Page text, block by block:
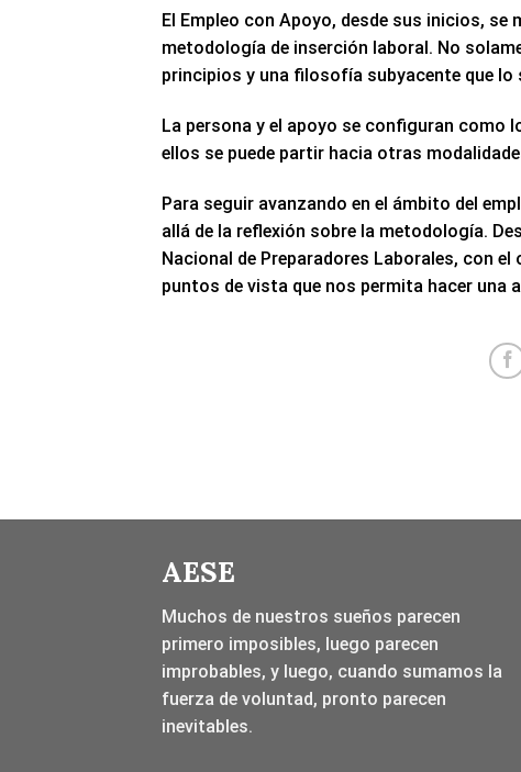
El Empleo con Apoyo, desde sus inicios,
metodología de inserción laboral. No
principios y una filosofía subyacente que lo
La persona y el apoyo se configuran como
ellos se puede partir hacia otras
Para seguir avanzando en el ámbito del
allá de la reflexión sobre la metodología.
Nacional de Preparadores Laborales, con
puntos de vista que nos permita hacer una
AESE
Muchos de nuestros sueños parecen
primero imposibles, luego parecen
improbables, y luego, cuando sumamos la
fuerza de voluntad, pronto parecen
inevitables.